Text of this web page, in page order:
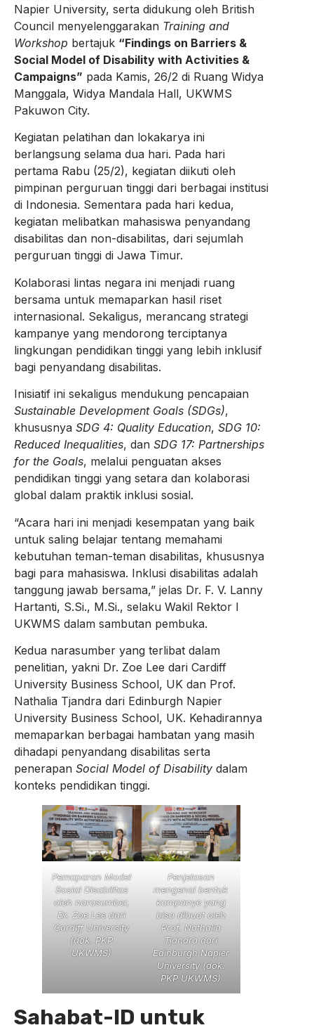
Napier University, serta didukung oleh British
Council menyelenggarakan Training and
Workshop bertajuk “Findings on Barriers &
Social Model of Disability with Activities &
Campaigns” pada Kamis, 26/2 di Ruang Widya
Manggala, Widya Mandala Hall, UKWMS
Pakuwon City.
Kegiatan pelatihan dan lokakarya ini
berlangsung selama dua hari. Pada hari
pertama Rabu (25/2), kegiatan diikuti oleh
pimpinan perguruan tinggi dari berbagai institusi
di Indonesia. Sementara pada hari kedua,
kegiatan melibatkan mahasiswa penyandang
disabilitas dan non-disabilitas, dari sejumlah
perguruan tinggi di Jawa Timur.
Kolaborasi lintas negara ini menjadi ruang
bersama untuk memaparkan hasil riset
internasional. Sekaligus, merancang strategi
kampanye yang mendorong terciptanya
lingkungan pendidikan tinggi yang lebih inklusif
bagi penyandang disabilitas.
Inisiatif ini sekaligus mendukung pencapaian
Sustainable Development Goals (SDGs),
khususnya SDG 4: Quality Education, SDG 10:
Reduced Inequalities, dan SDG 17: Partnerships
for the Goals, melalui penguatan akses
pendidikan tinggi yang setara dan kolaborasi
global dalam praktik inklusi sosial.
“Acara hari ini menjadi kesempatan yang baik
untuk saling belajar tentang memahami
kebutuhan teman-teman disabilitas, khususnya
bagi para mahasiswa. Inklusi disabilitas adalah
tanggung jawab bersama,” jelas Dr. F. V. Lanny
Hartanti, S.Si., M.Si., selaku Wakil Rektor I
UKWMS dalam sambutan pembuka.
Kedua narasumber yang terlibat dalam
penelitian, yakni Dr. Zoe Lee dari Cardiff
University Business School, UK dan Prof.
Nathalia Tjandra dari Edinburgh Napier
University Business School, UK. Kehadirannya
memaparkan berbagai hambatan yang masih
dihadapi penyandang disabilitas serta
penerapan Social Model of Disability dalam
konteks pendidikan tinggi.
Pemaparan Model
Sosial Disabilitas
oleh narasumber,
Dr. Zoe Lee dari
Cardiff University
(dok. PKP
UKWMS)
Penjelasan
mengenai bentuk
kampanye yang
bisa dibuat oleh
Prof. Nathalia
Tjandra dari
Edinburgh Napier
University (dok.
PKP UKWMS)
Sahabat-ID untuk